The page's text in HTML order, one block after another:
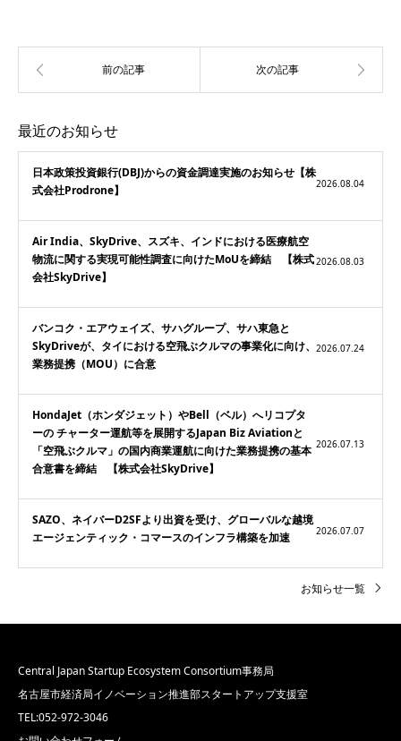
最近のお知らせ
日本政策投資銀行(DBJ)からの資金調達実施のお知らせ【株
式会社Prodrone】
2026.08.04
Air India、SkyDrive、スズキ、インドにおける医療航空
物流に関する実現可能性調査に向けたMoUを締結 【株式
会社SkyDrive】
2026.08.03
バンコク・エアウェイズ、サハグループ、サハ東急と
SkyDriveが、タイにおける空飛ぶクルマの事業化に向け、
業務提携（MOU）に合意
2026.07.24
HondaJet（ホンダジェット）やBell（ベル）へリコプタ
ーの チャーター運航等を展開するJapan Biz Aviationと
「空飛ぶクルマ」の国内商業運航に向けた業務提携の基本
合意書を締結 【株式会社SkyDrive】
2026.07.13
SAZO、ネイバーD2SFより出資を受け、グローバルな越境
エージェンティック・コマースのインフラ構築を加速
2026.07.07
お知らせ一覧
Central Japan Startup Ecosystem Consortium事務局
名古屋市経済局イノベーション推進部スタートアップ支援室
TEL:052-972-3046